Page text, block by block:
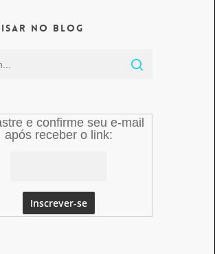
no Blog
e confirme seu e-mail
após receber o link: